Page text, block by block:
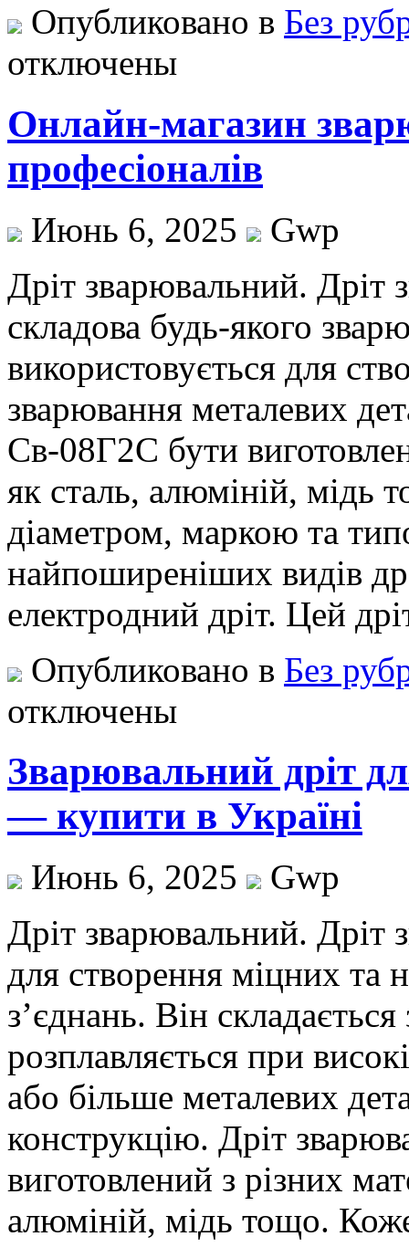
Опубликовано в Без
отключены
Онлайн-магазин
професіоналів
Июнь 6, 2025
Gwp
Дріт звaрювaльний. Дріт
складова будь-якого
використовується для
зварювання металевих
Св-08Г2С бути
як сталь, алюміній, мідь
діаметром, маркою та
найпоширеніших видів
електродний дріт. Цей
Опубликовано в Без
отключены
Зварювальний дріт
— купити в Україні
Июнь 6, 2025
Gwp
Дріт звaрювaльний. Дріт
для створення міцних та
з’єднань. Він
розплавляється при
або більше металевих
конструкцію. Дріт
виготовлений з різних
алюміній, мідь тощо.